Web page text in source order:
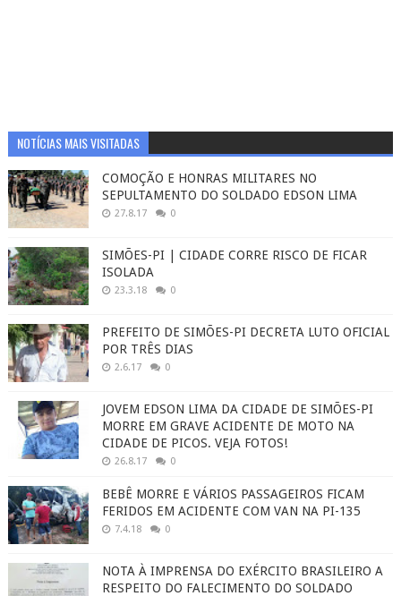
NOTÍCIAS MAIS VISITADAS
COMOÇÃO E HONRAS MILITARES NO
SEPULTAMENTO DO SOLDADO EDSON LIMA
27.8.17 0
SIMÕES-PI | CIDADE CORRE RISCO DE FICAR
ISOLADA
23.3.18 0
PREFEITO DE SIMÕES-PI DECRETA LUTO OFICIAL
POR TRÊS DIAS
2.6.17 0
JOVEM EDSON LIMA DA CIDADE DE SIMÕES-PI
MORRE EM GRAVE ACIDENTE DE MOTO NA
CIDADE DE PICOS. VEJA FOTOS!
26.8.17 0
BEBÊ MORRE E VÁRIOS PASSAGEIROS FICAM
FERIDOS EM ACIDENTE COM VAN NA PI-135
7.4.18 0
NOTA À IMPRENSA DO EXÉRCITO BRASILEIRO A
RESPEITO DO FALECIMENTO DO SOLDADO